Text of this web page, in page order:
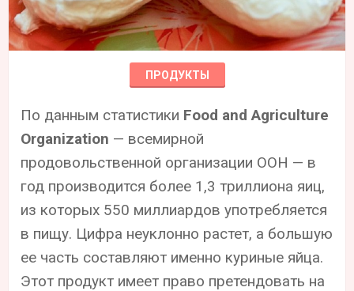
ПРОДУКТЫ
По данным статистики Food and Agriculture
Organization — всемирной
продовольственной организации ООН — в
год производится более 1,3 триллиона яиц,
из которых 550 миллиардов употребляется
в пищу. Цифра неуклонно растет, а большую
ее часть составляют именно куриные яйца.
Этот продукт имеет право претендовать на